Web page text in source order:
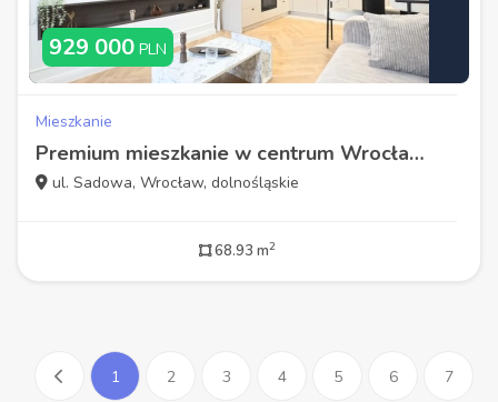
929 000 PLN
Mieszkanie
Premium mieszkanie w centrum Wrocławia
ul. Sadowa, Wrocław, dolnośląskie
68.93 m2
1 2 3 4 5 6 7